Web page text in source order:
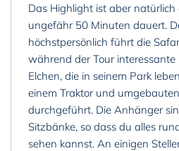
Das Highlight ist aber natürlich
ungefähr 50 Minuten dauert.
höchstpersönlich führt die
während der Tour
Elchen, die in seinem Park
einem Traktor und
durchgeführt. Die Anhänger
Sitzbänke, so dass du alles
sehen kannst. An einigen